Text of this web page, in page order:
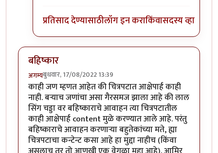
प्रतिसाद देण्यासाठीलॉग इन कराकिंवासदस्य व्हा
बहिष्कार
अगम्यबुधवार, 17/08/2022 13:39
काही जण म्हणत आहेत की चित्रपटात आक्षेपार्ह काही
नाही. बऱ्याच जणांचा असा गैरसमज झाला आहे की लाल
सिंग चड्डा वर बहिष्काराचे आवाहन त्या चित्रपटातील
काही आक्षेपार्ह content मुळे करण्यात आले आहे. परंतु
बहिष्काराचे आवाहन करणाऱ्या बहुतेकांच्या मते, ह्या
चित्रपटाचा कन्टेन्ट कसा आहे हा मुद्दा नाहीच (किंवा